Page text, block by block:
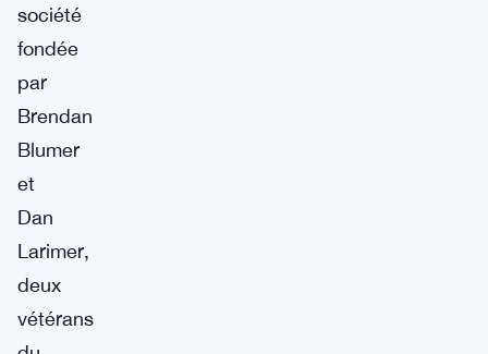
société
fondée
par
Brendan
Blumer
et
Dan
Larimer,
deux
vétérans